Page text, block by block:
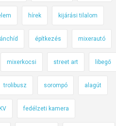
hírek kijárási tilalom
építkezés mixerautó
mixerkocsi street art libegő
trolibusz sorompó alagút
fedélzeti kamera